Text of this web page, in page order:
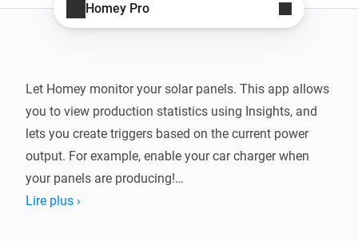
Homey Pro
Let Homey monitor your solar panels. This app allows
you to view production statistics using Insights, and
lets you create triggers based on the current power
output. For example, enable your car charger when
your panels are producing!
Lire plus ›